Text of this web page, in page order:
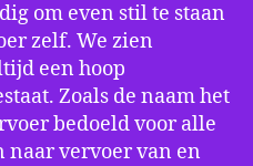
om even stil te staan
zelf. We zien
een hoop
Zoals de naam het
bedoeld voor alle
naar vervoer van en